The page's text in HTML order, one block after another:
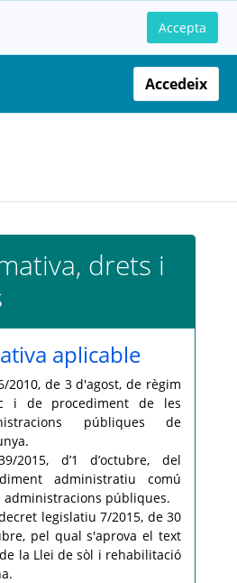
Accepta
Accedeix
drets i
aplicable
2010, de 3 d'agost, de règim
i de procediment de les
públiques de
2015, d’1 d’octubre, del
administratiu comú
administracions públiques.
legislatiu 7/2015, de 30
pel qual s'aprova el text
la Llei de sòl i rehabilitació